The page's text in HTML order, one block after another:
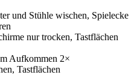
und Stühle wischen, Spielecke
nur trocken, Tastflächen
Aufkommen 2×
Tastflächen